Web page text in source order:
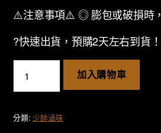
⚠️注意事項⚠️ ◎ 膨包或破損時
?快速出貨，預購2天左右到貨！
干
量
加入購物車
分類: 少帥滷味